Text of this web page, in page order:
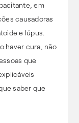
em
causadoras
e lúpus.
haver cura, não
que
saber que